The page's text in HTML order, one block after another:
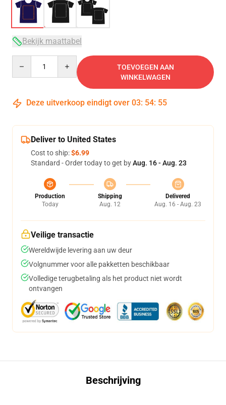
Bekijk maattabel
TOEVOEGEN AAN
WINKELWAGEN
Deze uitverkoop eindigt over 03: 54: 54
Deliver to United States
Cost to ship:$6.99
Standard - Order today to get byAug. 16 - Aug. 23
Production
Today
Shipping
Aug. 12
Delivered
Aug. 16 - Aug. 23
Veilige transactie
Wereldwijde levering aan uw deur
Volgnummer voor alle pakketten beschikbaar
Volledige terugbetaling als het product niet wordt
ontvangen
Beschrijving